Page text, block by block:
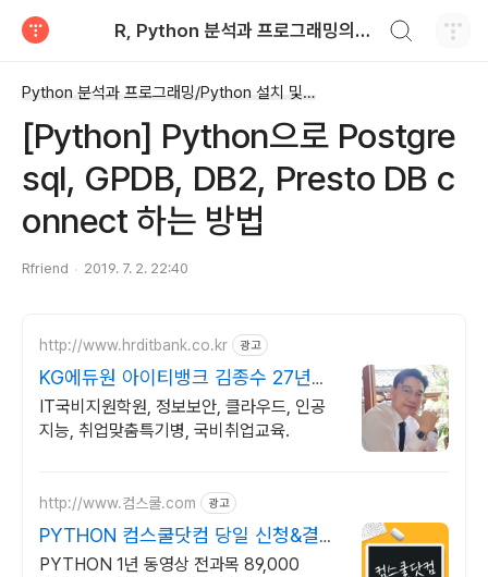
R, Python 분석과 프로그래밍의 친구 (by R Friend)
Python 분석과 프로그래밍/Python 설치 및 기본 사용법
[Python] Python으로 Postgre
sql, GPDB, DB2, Presto DB c
onnect 하는 방법
Rfriend 2019. 7. 2. 22:40
http://www.hrditbank.co.kr 광고
KG에듀원 아이티뱅크 김종수 27년경
력전문가 IT취업상담
IT국비지원학원, 정보보안, 클라우드, 인공
지능, 취업맞춤특기병, 국비취업교육.
http://www.컴스쿨.com 광고
PYTHON 컴스쿨닷컴 당일 신청&결제
시 기프티콘!
PYTHON 1년 동영상 전과목 89,000